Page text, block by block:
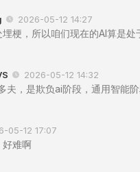
2026-05-12 14:27
梗，所以咱们现在的AI算是处
2026-05-12 14:32
夫，是欺负ai阶段，通用智能阶
05-12 17:07
好难啊